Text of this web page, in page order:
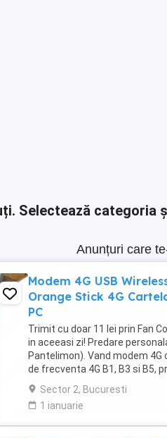
Selectează categoria
Anunțuri care
Modem 4G USB
Orange Stick 4G
PC
Trimit cu doar 11 lei prin Fan
in aceeasi zi! Predare
Pantelimon). Vand modem 4G
de frecventa 4G B1, B3 si B5,
multe benzi ...
Sector 2, Bucuresti
1 ianuarie